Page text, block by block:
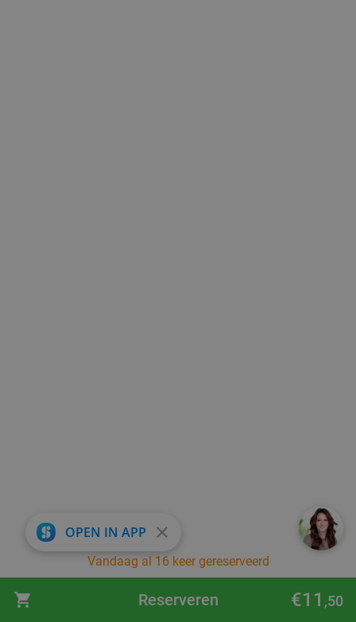
Vandaag al 16 keer gereserveerd
Reserveren €11 ,50
OPEN IN APP close